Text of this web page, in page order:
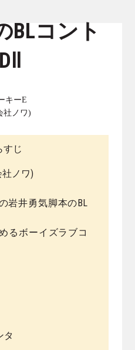
BLコント
キーE
社ノワ)
すじ
社ノワ)
岩井勇気脚本のBL
るボーイズラブコ
タ